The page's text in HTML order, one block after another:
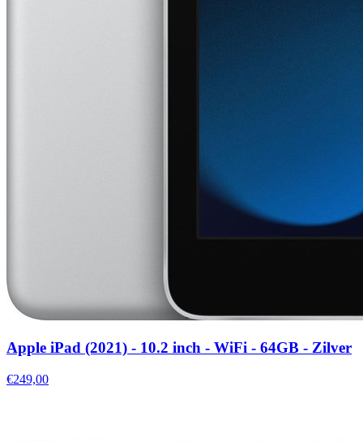
Apple iPad (2021) - 10.2 inch - WiFi - 64GB - Zilver
€249,00